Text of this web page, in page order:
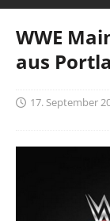
WWE
aus
17. September